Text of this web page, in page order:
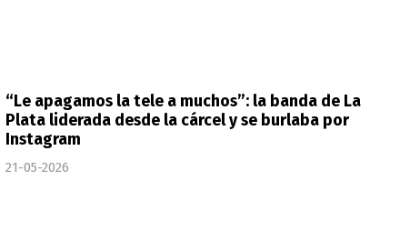
“Le apagamos la tele a muchos”: la banda de La
Plata liderada desde la cárcel y se burlaba por
Instagram
21-05-2026